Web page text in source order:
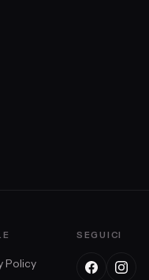
Policy
SEGUICI